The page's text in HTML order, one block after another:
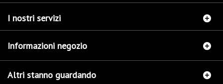
I nostri servizi
Informazioni negozio
Altri stanno guardando